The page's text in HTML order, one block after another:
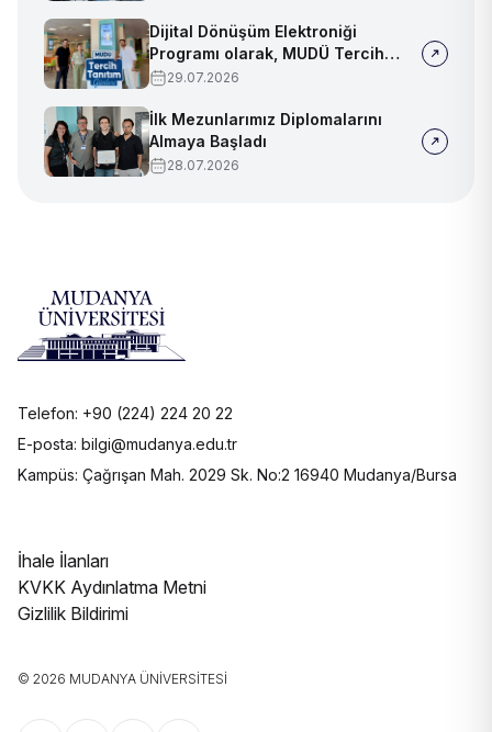
Dijital Dönüşüm Elektroniği
Programı olarak, MUDÜ Tercih
Tanıtım Günleri'nde biz de
29.07.2026
İlk Mezunlarımız Diplomalarını
Almaya Başladı
28.07.2026
Telefon: +90 (224) 224 20 22
E-posta: bilgi@mudanya.edu.tr
Kampüs: Çağrışan Mah. 2029 Sk. No:2 16940 Mudanya/Bursa
İhale İlanları
KVKK Aydınlatma Metni
Gizlilik Bildirimi
© 2026 MUDANYA ÜNIVERSITESI